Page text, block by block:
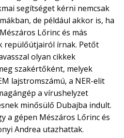
segítséget kérni nemcsak
de például akkor is, ha
Lőrinc és más
repülőútjairól írnak. Petőt
olyan cikkek
szakértőként, melyek
lajstromszámú, a NER-elit
a vírushelyzet
minősülő Dubajba indult.
a gépen Mészáros Lőrinc és
Andrea utazhattak.